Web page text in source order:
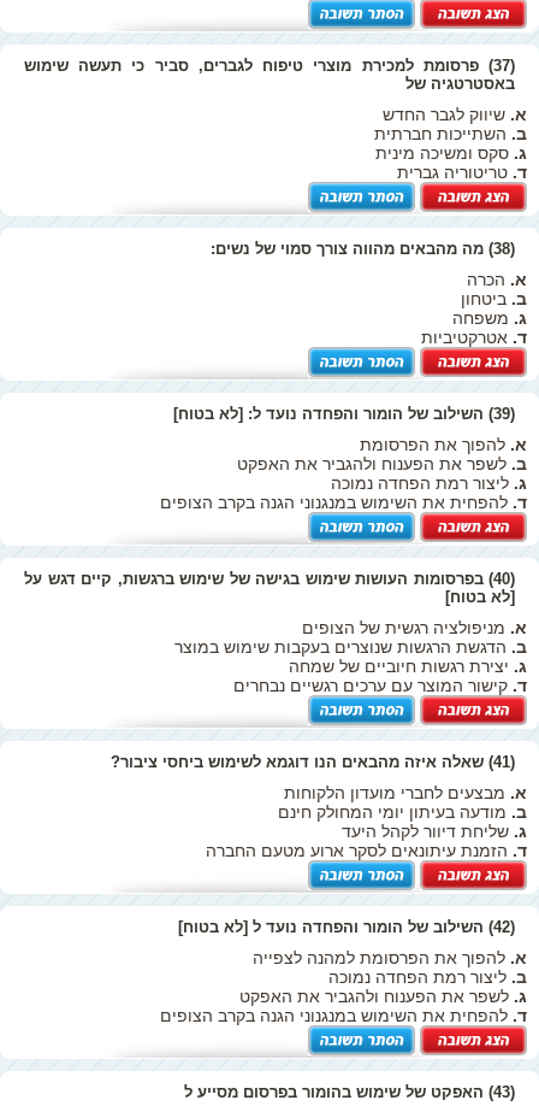
(37) פרסומת למכירת מוצרי טיפוח לגברים, סביר כי תעשה שימוש
באסטרטגיה של
א. שיווק לגבר החדש
ב. השתייכות חברתית
ג. סקס ומשיכה מינית
ד. טריטוריה גברית
(38) מה מהבאים מהווה צורך סמוי של נשים:
א. הכרה
ב. ביטחון
ג. משפחה
ד. אטרקטיביות
(39) השילוב של הומור והפחדה נועד ל: [לא בטוח]
א. להפוך את הפרסומת
ב. לשפר את הפענוח ולהגביר את האפקט
ג. ליצור רמת הפחדה נמוכה
ד. להפחית את השימוש במנגנוני הגנה בקרב הצופים
(40) בפרסומות העושות שימוש בגישה של שימוש ברגשות, קיים דגש על
[לא בטוח]
א. מניפולציה רגשית של הצופים
ב. הדגשת הרגשות שנוצרים בעקבות שימוש במוצר
ג. יצירת רגשות חיוביים של שמחה
ד. קישור המוצר עם ערכים רגשיים נבחרים
(41) שאלה איזה מהבאים הנו דוגמא לשימוש ביחסי ציבור?
א. מבצעים לחברי מועדון הלקוחות
ב. מודעה בעיתון יומי המחולק חינם
ג. שליחת דיוור לקהל היעד
ד. הזמנת עיתונאים לסקר ארוע מטעם החברה
(42) השילוב של הומור והפחדה נועד ל [לא בטוח]
א. להפוך את הפרסומת למהנה לצפייה
ב. ליצור רמת הפחדה נמוכה
ג. לשפר את הפענוח ולהגביר את האפקט
ד. להפחית את השימוש במנגנוני הגנה בקרב הצופים
(43) האפקט של שימוש בהומור בפרסום מסייע ל